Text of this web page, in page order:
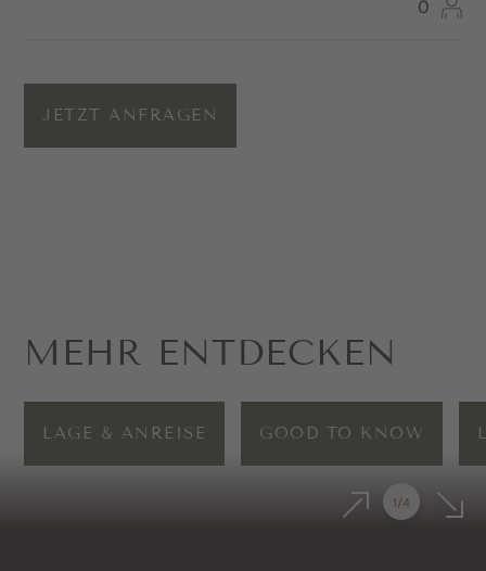
JETZT ANFRAGEN
MEHR ENTDECKEN
LAGE & ANREISE GOOD TO KNOW
1 /4